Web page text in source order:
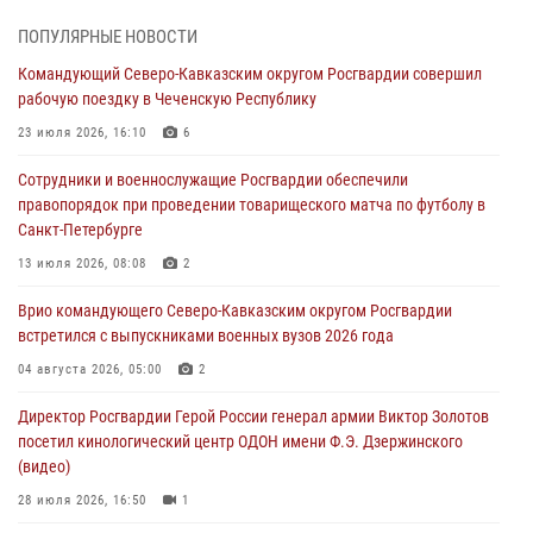
(видео)
Росгвардейцы провели занятие по стрелковой подготовке для
воспитанников Центра детского, юношеского туризма и
09 августа 2026, 05:00
В регионах Урала бойцам Росгвардии в зону СВО передали свежие
тиражи газет
Всероссийская ведомственная акции «Каникулы с Росгвардией
проходит в Сибири
ПОПУЛЯРНЫЕ НОВОСТИ
Командующий Северо-Кавказским округом Росгвардии совершил
рабочую поездку в Чеченскую Республику
23 июля 2026, 16:10 6
Сотрудники и военнослужащие Росгвардии обеспечили
правопорядок при проведении товарищеского матча по футболу в
Санкт-Петербурге
13 июля 2026, 08:08 2
Врио командующего Северо-Кавказским округом Росгвардии
встретился с выпускниками военных вузов 2026 года
04 августа 2026, 05:00 2
Директор Росгвардии Герой России генерал армии Виктор Золотов
посетил кинологический центр ОДОН имени Ф.Э. Дзержинского
(видео)
28 июля 2026, 16:50 1